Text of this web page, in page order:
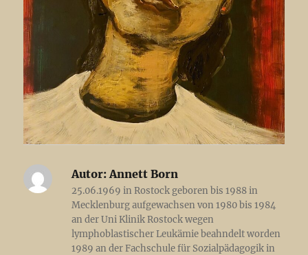
Autor: Annett Born
25.06.1969 in Rostock geboren bis 1988 in
Mecklenburg aufgewachsen von 1980 bis 1984
an der Uni Klinik Rostock wegen
lymphoblastischer Leukämie beahndelt worden
1989 an der Fachschule für Sozialpädagogik in